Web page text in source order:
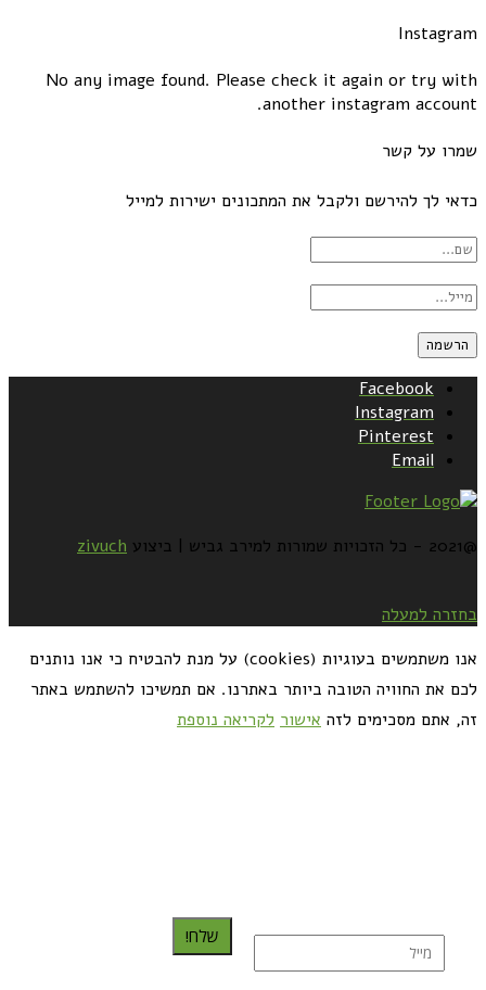
Instagram
No any image found. Please check it again or try with
another instagram account.
שמרו על קשר
כדאי לך להירשם ולקבל את המתכונים ישירות למייל
Facebook
Instagram
Pinterest
Email
@2021 - כל הזכויות שמורות למירב גביש | ביצוע zivuch
בחזרה למעלה
אנו משתמשים בעוגיות (cookies) על מנת להבטיח כי אנו נותנים
לכם את החוויה הטובה ביותר באתרנו. אם תמשיכו להשתמש באתר
זה, אתם מסכימים לזה אישור לקריאה נוספת
שלח!